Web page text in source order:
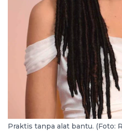
Praktis tanpa alat bantu. (Foto: